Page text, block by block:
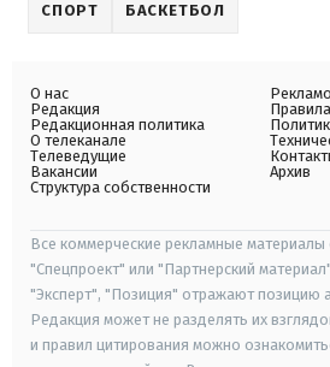
СПОРТ БАСКЕТБОЛ
О нас
Редакция
Редакционная политика
О телеканале
Телеведущие
Вакансии
Структура собственности
Архив
Все коммерческие рекламные
"Спецпроект" или "Партнерский
"Эксперт", "Позиция" отражают позицию
Редакция может не разделять их
и правил цитирования можно